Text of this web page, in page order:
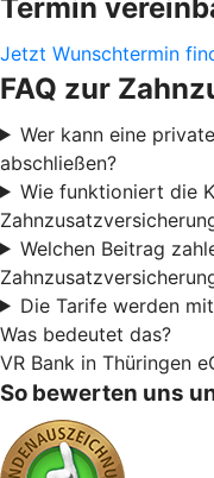
Termin
Jetzt Wunschtermin
FAQ zur
Wer kann eine
abschließen?
Wie funktioniert die
Welchen Beitrag
Die Tarife werden
Was bedeutet das?
VR Bank in Thüringen
So bewerten uns